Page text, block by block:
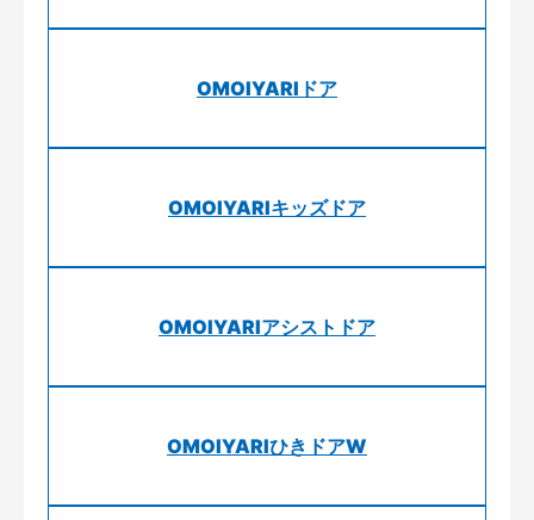
OMOIYARIドア
OMOIYARIキッズドア
OMOIYARIアシストドア
OMOIYARIひきドアW